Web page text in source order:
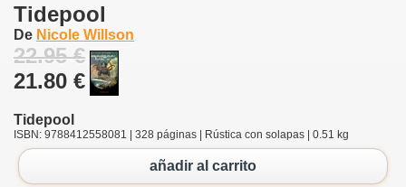
Tidepool
De Nicole Willson
22.95 €
21.80 €
Tidepool
ISBN: 9788412558081 | 328 páginas | Rústica con solapas | 0.51 kg
añadir al carrito